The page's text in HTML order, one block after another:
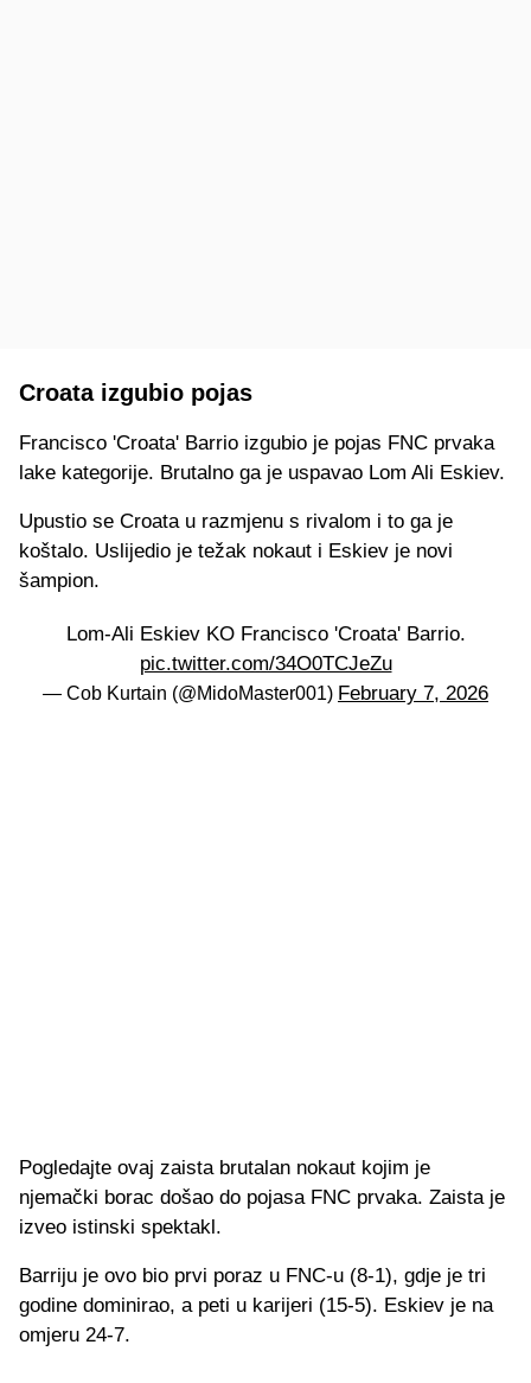
Croata izgubio pojas
Francisco 'Croata' Barrio izgubio je pojas FNC prvaka
lake kategorije. Brutalno ga je uspavao Lom Ali Eskiev.
Upustio se Croata u razmjenu s rivalom i to ga je
koštalo. Uslijedio je težak nokaut i Eskiev je novi
šampion.
Lom-Ali Eskiev KO Francisco 'Croata' Barrio.
pic.twitter.com/34O0TCJeZu
— Cob Kurtain (@MidoMaster001) February 7, 2026
Pogledajte ovaj zaista brutalan nokaut kojim je
njemački borac došao do pojasa FNC prvaka. Zaista je
izveo istinski spektakl.
Barriju je ovo bio prvi poraz u FNC-u (8-1), gdje je tri
godine dominirao, a peti u karijeri (15-5). Eskiev je na
omjeru 24-7.